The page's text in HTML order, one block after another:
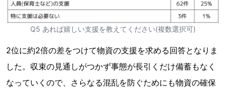
Q5 あれば嬉しい支援を教えてください(複数選択可)
2位に約2倍の差をつけて物資の支援を求める回答となりま
した。収束の見通しがつかず事態が長引くだけ備蓄もなく
なっていくので、さらなる混乱を防ぐためにも物資の確保